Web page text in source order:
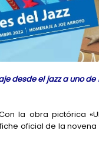
desde el jazz a uno
la obra pictórica
oficial de la